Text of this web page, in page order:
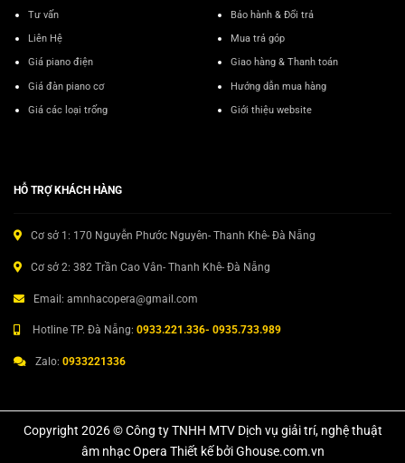
Tư vấn
Liên Hệ
Giá piano điện
Giá đàn piano cơ
Giá các loại trống
Bảo hành & Đổi trả
Mua trả góp
Giao hàng & Thanh toán
Hướng dẫn mua hàng
Giới thiệu website
HỖ TRỢ KHÁCH HÀNG
Cơ sở 1: 170 Nguyễn Phước Nguyên- Thanh Khê- Đà Nẵng
Cơ sở 2: 382 Trần Cao Vân- Thanh Khê- Đà Nẵng
Email: amnhacopera@gmail.com
Hotline TP. Đà Nẵng: 0933.221.336- 0935.733.989
Zalo: 0933221336
Copyright 2026 © Công ty TNHH MTV Dịch vụ giải trí, nghệ thuật
âm nhạc Opera Thiết kế bởi Ghouse.com.vn